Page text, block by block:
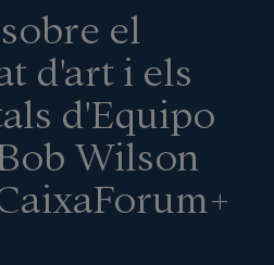
el
d'art i els
d'Equipo
Wilson